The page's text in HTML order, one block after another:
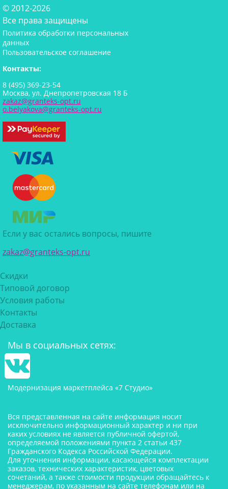
© 2012-2026
Все права защищены
Политика обработки персональных
данных
Пользовательское соглашение
Контакты:
8 (495) 369-23-54
Москва, ул. Днепропетровская 18 Б
zakaz@granteks-opt.ru
o.belyakova@granteks-opt.ru
Если у вас остались вопросы, пишите
zakaz@granteks-opt.ru
Скидки
Типовой договор
Условия работы
Контакты
Доставка
Мы в социальных сетях:
Модернизация маркетплейса «7 Студио»
Вся представленная на сайте информация носит
исключительно информационный характер и ни при
каких условиях не является публичной офертой,
определяемой положениями пункта 2 статьи 437
Гражданского Кодекса Российской Федерации.
Для уточнения информации, касающейся комплектации
заказов, технических характеристик, цветовых
сочетаний, а также стоимости продукции обращайтесь к
менеджерам, по указанным на сайте телефонам или на